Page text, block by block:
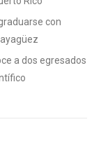
con
a dos egresados